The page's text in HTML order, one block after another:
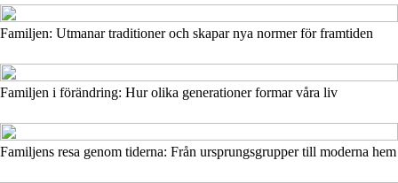
Familjen: Utmanar traditioner och skapar nya normer för framtiden
Familjen i förändring: Hur olika generationer formar våra liv
Familjens resa genom tiderna: Från ursprungsgrupper till moderna hem